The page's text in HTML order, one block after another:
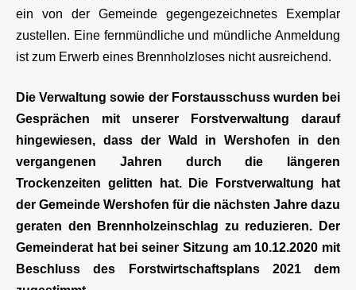
ein von der Gemeinde gegengezeichnetes Exemplar
zustellen. Eine fernmündliche und mündliche Anmeldung
ist zum Erwerb eines Brennholzloses nicht ausreichend.
Die Verwaltung sowie der Forstausschuss wurden bei
Gesprächen mit unserer Forstverwaltung darauf
hingewiesen, dass der Wald in Wershofen in den
vergangenen Jahren durch die längeren
Trockenzeiten gelitten hat. Die Forstverwaltung hat
der Gemeinde Wershofen für die nächsten Jahre dazu
geraten den Brennholzeinschlag zu reduzieren. Der
Gemeinderat hat bei seiner Sitzung am 10.12.2020 mit
Beschluss des Forstwirtschaftsplans 2021 dem